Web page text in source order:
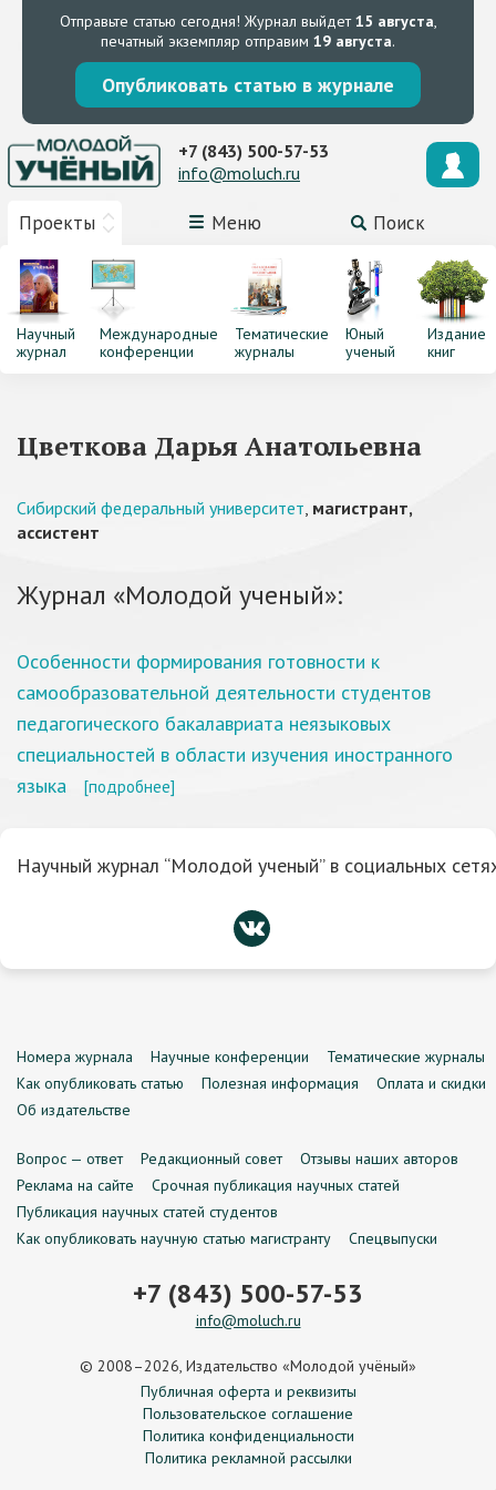
Отправьте статью сегодня! Журнал выйдет15 августа,
печатный экземпляр отправим 19 августа.
Опубликовать статью в журнале
Проекты Меню Поиск
+7 (843) 500-57-53
info@moluch.ru
Научный
журнал
Международные
конференции
Тематические
журналы
Юный
ученый
Издание
книг
Цветкова Дарья Анатольевна
Сибирский федеральный университет, магистрант,
ассистент
Журнал «Молодой ученый»:
Особенности формирования готовности к
самообразовательной деятельности студентов
педагогического бакалавриата неязыковых
специальностей в области изучения иностранного
языка
[подробнее]
Научный журнал “Молодой ученый” в социальных
Номера журнала Научные конференции
Тематические журналы
Как опубликовать статью
Полезная информация
Оплата и скидки
Об издательстве
Вопрос — ответ Редакционный совет
Отзывы наших авторов
Реклама на сайте
Срочная публикация научных статей
Публикация научных статей студентов
Как опубликовать научную статью магистранту
Спецвыпуски
+7 (843) 500-57-53
info@moluch.ru
© 2008–2026, Издательство «Молодой учёный»
Публичная оферта и реквизиты
Пользовательское соглашение
Политика конфиденциальности
Политика рекламной рассылки